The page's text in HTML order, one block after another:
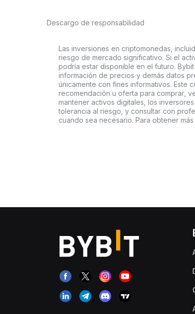
Descargo de responsabilidad
Las inversiones en criptomonedas,
riesgo de mercado significativo. Si el
podría estar disponible en el futuro.
información de precios y demás datos
únicamente con fines informativos. Este
recomendación u oferta para comprar,
mantener activos digitales, los
tolerancia al riesgo, y consultar con
cuando sea necesario. Para obtener